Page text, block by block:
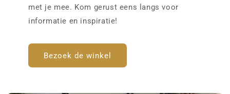
met je mee. Kom gerust eens langs voor
informatie en inspiratie!
Bezoek de winkel